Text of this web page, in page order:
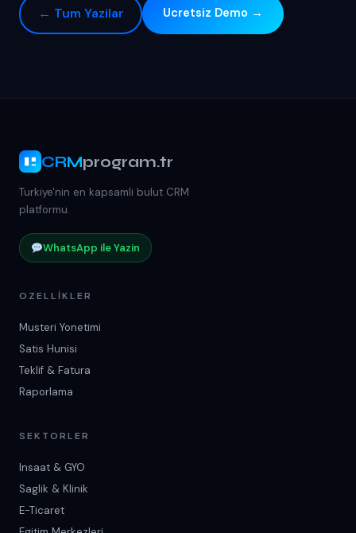
← Tum Yazilar Ucretsiz Demo →
CRMprogram.tr
Turkiye'nin en kapsamli bulut CRM
platformu.
WhatsApp ile Yazin
OZELLIKLER
Musteri Yonetimi
Satis Hunisi
Teklif & Fatura
Raporlama
SEKTORLER
Insaat & GYO
Saglik & Klinik
E-Ticaret